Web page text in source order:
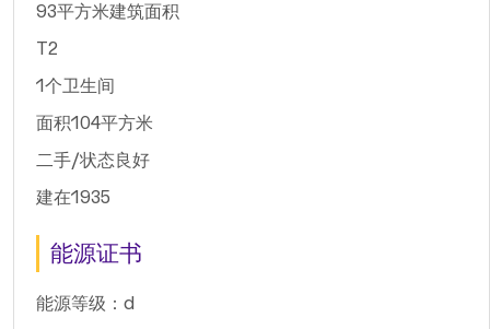
93平方米建筑面积
T2
1个卫生间
面积104平方米
二手/状态良好
建在1935
能源证书
能源等级：d